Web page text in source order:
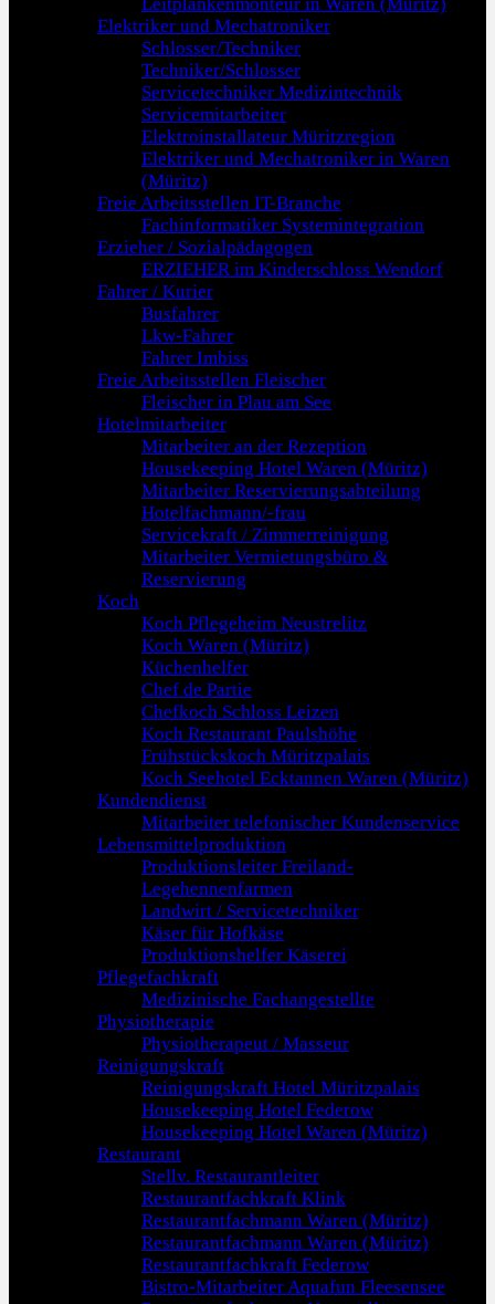
Elektriker und Mechatroniker
Schlosser/Techniker
Techniker/Schlosser
Servicetechniker Medizintechnik
Servicemitarbeiter
Elektroinstallateur Müritzregion
Elektriker und Mechatroniker in Waren
(Müritz)
Freie Arbeitsstellen IT-Branche
Fachinformatiker Systemintegration
Erzieher / Sozialpädagogen
ERZIEHER im Kinderschloss Wendorf
Fahrer / Kurier
Busfahrer
Lkw-Fahrer
Fahrer Imbiss
Freie Arbeitsstellen Fleischer
Fleischer in Plau am See
Hotelmitarbeiter
Mitarbeiter an der Rezeption
Housekeeping Hotel Waren (Müritz)
Mitarbeiter Reservierungsabteilung
Hotelfachmann/-frau
Servicekraft / Zimmerreinigung
Mitarbeiter Vermietungsbüro &
Reservierung
Koch
Koch Pflegeheim Neustrelitz
Koch Waren (Müritz)
Küchenhelfer
Chef de Partie
Chefkoch Schloss Leizen
Koch Restaurant Paulshöhe
Frühstückskoch Müritzpalais
Koch Seehotel Ecktannen Waren (Müritz)
Kundendienst
Mitarbeiter telefonischer Kundenservice
Lebensmittelproduktion
Produktionsleiter Freiland-
Legehennenfarmen
Landwirt / Servicetechniker
Käser für Hofkäse
Produktionshelfer Käserei
Pflegefachkraft
Medizinische Fachangestellte
Physiotherapie
Physiotherapeut / Masseur
Reinigungskraft
Reinigungskraft Hotel Müritzpalais
Housekeeping Hotel Federow
Housekeeping Hotel Waren (Müritz)
Restaurant
Stellv. Restaurantleiter
Restaurantfachkraft Klink
Restaurantfachmann Waren (Müritz)
Restaurantfachmann Waren (Müritz)
Restaurantfachkraft Federow
Bistro-Mitarbeiter Aquafun Fleesensee